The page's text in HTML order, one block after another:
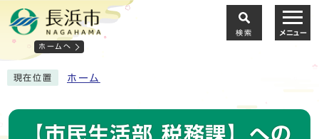
ホームへ
検索 メニュー
現在位置 ホーム
【市民生活部 税務課】への